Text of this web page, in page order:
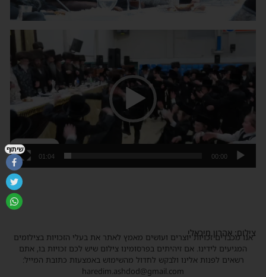
וידאו
00:00
01:04
צילום: אהרון מיכאלי
אנו מכבדים זכויות יוצרים ועושים מאמץ לאתר את בעלי הזכויות בצילומים
המגיעים לידינו. אם זיהיתים בפרסומינו צילום שיש לכם זכויות בו, אתם
רשאים לפנות אלינו ולבקש לחדול מהשימוש באמצעות כתובת המייל:
haredim.ashdod@gmail.com
שיתוף